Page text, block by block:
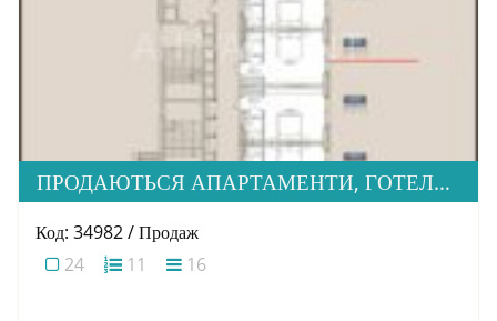
ПРОДАЮТЬСЯ АПАРТАМЕНТИ, ГОТЕЛЬ THE FIVE
Код: 34982 / Продаж
24
11 16